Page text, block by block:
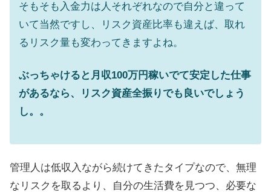
そもそも入金力は人それぞれなので自分と違って
いて当然ですし、リスク資産比率も違えば、取れ
るリスク量も変わってきますよね。
ぶっちゃけると月収100万円稼いでて安定した仕事
があるなら、リスク資産全振りでも良いでしょう
し。。
管理人は低収入ながら続けてきたタイプなので、無理
なリスクを取るより、自分の生活費を見つつ、必要な